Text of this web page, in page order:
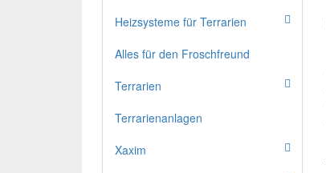
Heizsysteme für Terrarien
Alles für den Froschfreund
Terrarien
Terrarienanlagen
Xaxim